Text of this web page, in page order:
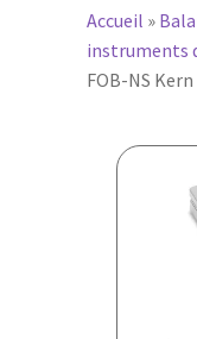
Accueil »
instruments
FOB-NS Kern